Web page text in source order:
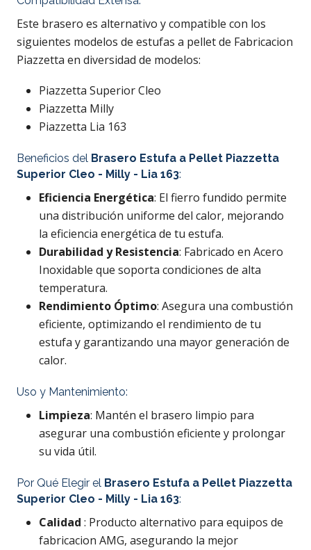
Este brasero es alternativo y compatible con los
siguientes modelos de estufas a pellet de Fabricacion
Piazzetta en diversidad de modelos:
Piazzetta Superior Cleo
Piazzetta Milly
Piazzetta Lia 163
Beneficios del Brasero Estufa a Pellet Piazzetta
Superior Cleo - Milly - Lia 163:
Eficiencia Energética: El fierro fundido permite
una distribución uniforme del calor, mejorando
la eficiencia energética de tu estufa.
Durabilidad y Resistencia: Fabricado en Acero
Inoxidable que soporta condiciones de alta
temperatura.
Rendimiento Óptimo: Asegura una combustión
eficiente, optimizando el rendimiento de tu
estufa y garantizando una mayor generación de
calor.
Uso y Mantenimiento:
Limpieza: Mantén el brasero limpio para
asegurar una combustión eficiente y prolongar
su vida útil.
Por Qué Elegir el Brasero Estufa a Pellet Piazzetta
Superior Cleo - Milly - Lia 163:
Calidad : Producto alternativo para equipos de
fabricacion AMG, asegurando la mejor